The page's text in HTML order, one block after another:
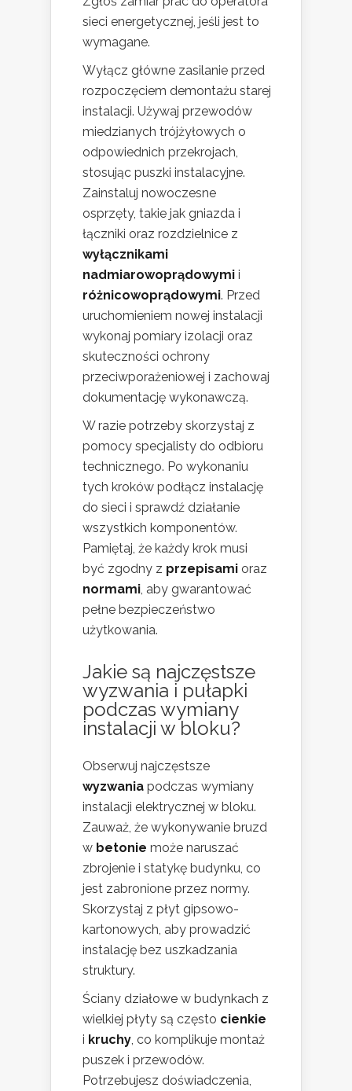
sieci energetycznej, jeśli jest to
wymagane.
Wyłącz główne zasilanie przed
rozpoczęciem demontażu starej
instalacji. Używaj przewodów
miedzianych trójżyłowych o
odpowiednich przekrojach,
stosując puszki instalacyjne.
Zainstaluj nowoczesne
osprzęty, takie jak gniazda i
łączniki oraz rozdzielnice z
wyłącznikami
nadmiarowoprądowymi i
różnicowoprądowymi. Przed
uruchomieniem nowej instalacji
wykonaj pomiary izolacji oraz
skuteczności ochrony
przeciwporażeniowej i zachowaj
dokumentację wykonawczą.
W razie potrzeby skorzystaj z
pomocy specjalisty do odbioru
technicznego. Po wykonaniu
tych kroków podłącz instalację
do sieci i sprawdź działanie
wszystkich komponentów.
Pamiętaj, że każdy krok musi
być zgodny z przepisami oraz
normami , aby gwarantować
pełne bezpieczeństwo
użytkowania.
Jakie są najczęstsze
wyzwania i pułapki
podczas wymiany
instalacji w bloku?
Obserwuj najczęstsze
wyzwania podczas wymiany
instalacji elektrycznej w bloku.
Zauważ, że wykonywanie bruzd
w betonie może naruszać
zbrojenie i statykę budynku, co
jest zabronione przez normy.
Skorzystaj z płyt gipsowo-
kartonowych, aby prowadzić
instalację bez uszkadzania
struktury.
Ściany działowe w budynkach z
wielkiej płyty są często cienkie
i kruchy , co komplikuje montaż
puszek i przewodów.
Potrzebujesz doświadczenia,